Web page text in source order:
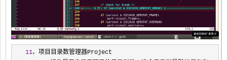
11、项目目录数管理器Project